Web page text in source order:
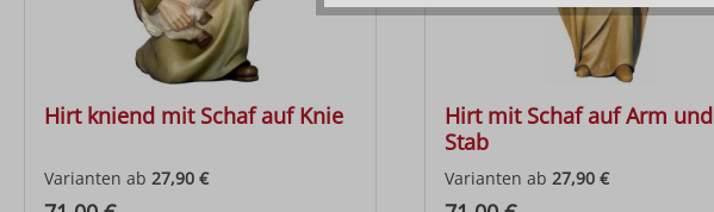
Hirt kniend mit Schaf auf Knie
Varianten ab 27,90 €
Hirt mit Schaf auf Arm und
Stab
Varianten ab 27,90 €